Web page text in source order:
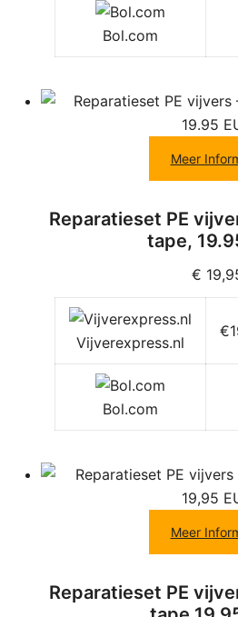
Bol.com
Meer
Reparatieset PE
tape,
€
Vijverexpress.nl
Bol.com
Meer
Reparatieset PE